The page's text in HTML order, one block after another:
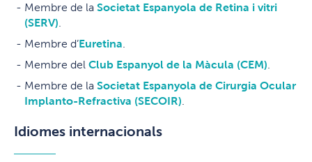
Membre de la Societat Espanyola de Retina i vitri
(SERV)
Membre d’Euretina
Membre del Club Espanyol de la Màcula (CEM)
Membre de la Societat Espanyola de Cirurgia Ocular
Implanto-Refractiva (SECOIR)
Idiomes internacionals